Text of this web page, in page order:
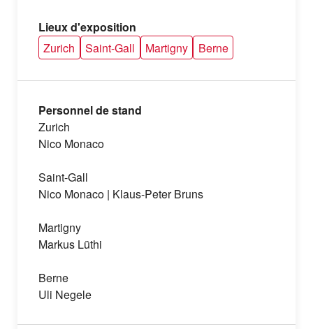
Lieux d'exposition
Zurich
Saint-Gall Martigny Berne
Personnel de stand
Zurich
Nico Monaco
Saint-Gall
Nico Monaco | Klaus-Peter Bruns
Martigny
Markus Lüthi
Berne
Uli Negele